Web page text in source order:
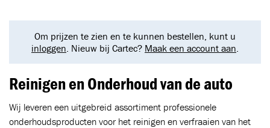
Om prijzen te zien en te kunnen bestellen, kunt u
inloggen. Nieuw bij Cartec? Maak een account aan.
Reinigen en Onderhoud van de auto
Wij leveren een uitgebreid assortiment professionele
onderhoudsproducten voor het reinigen en verfraaien van het